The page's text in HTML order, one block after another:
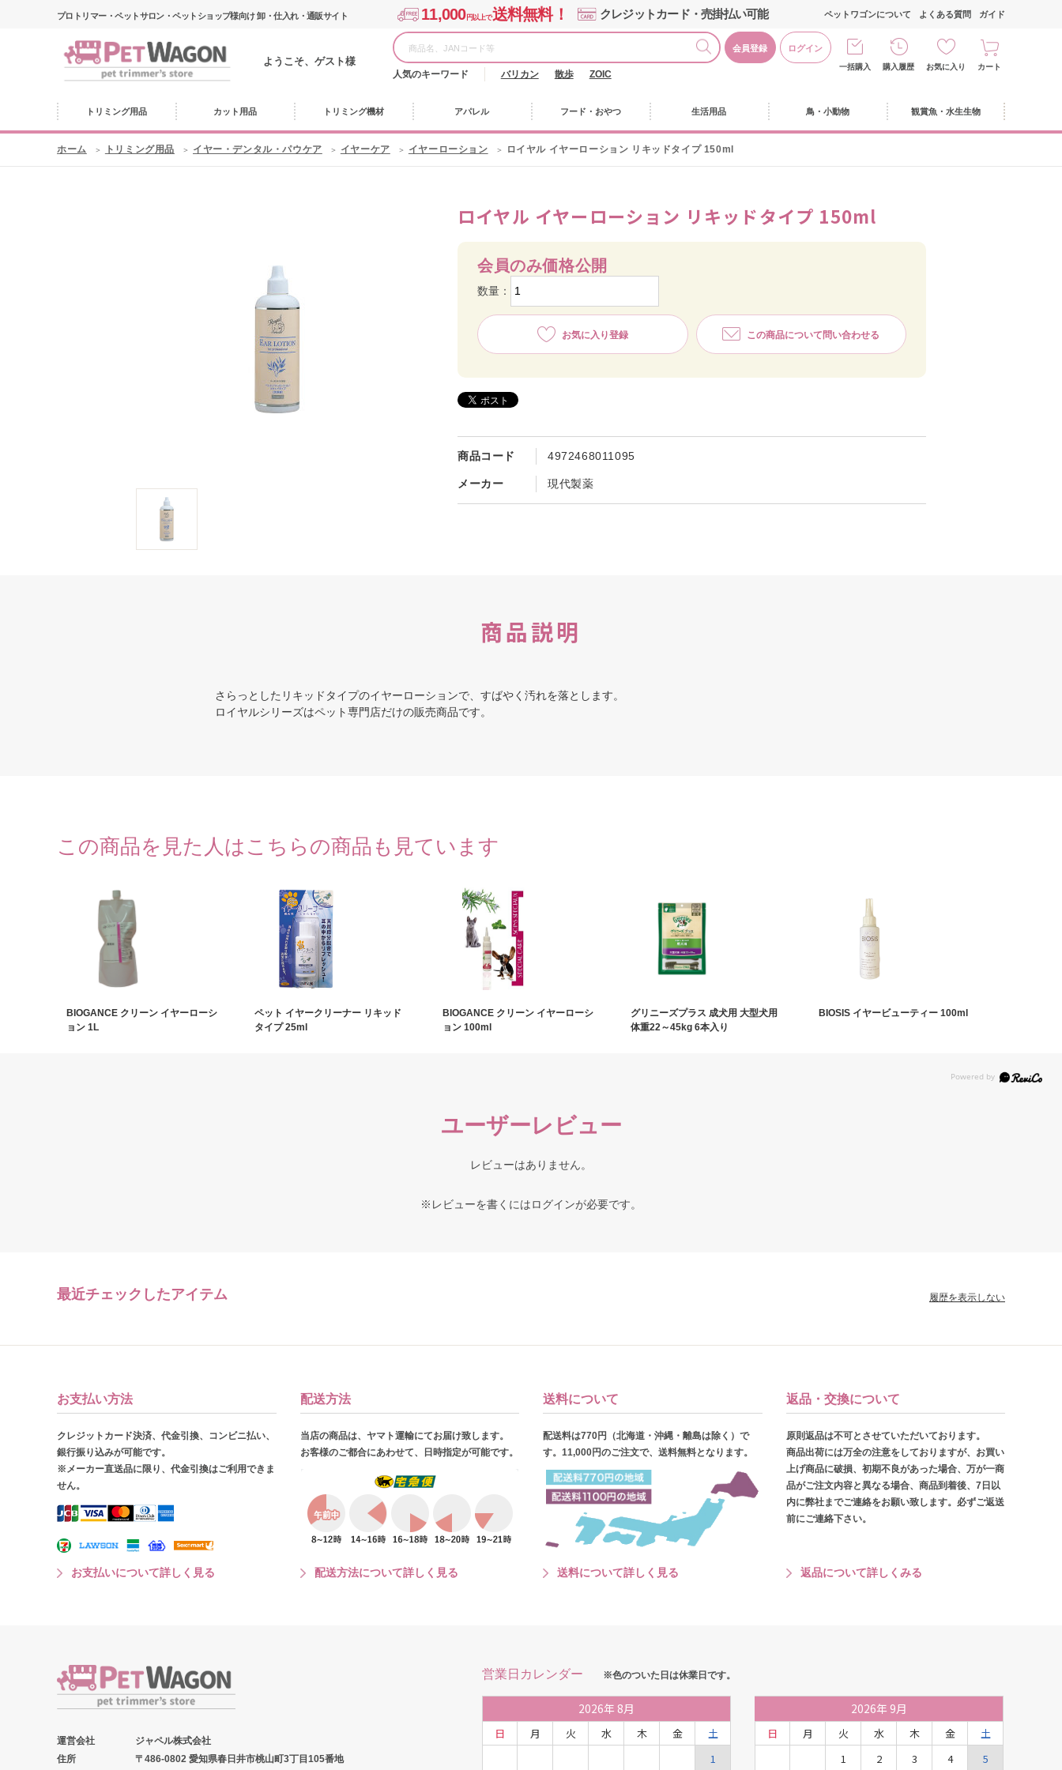
プロトリマー・ペットサロン・ペットショップ様向け 卸・仕入れ・通販サイト 11,000円以上で送料無料！ クレジットカード・売掛払い可能
ようこそ、ゲスト様
会員登録 ログイン
人気のキーワード バリカン 散歩 ZOIC
ペットワゴンについて よくある質問 ガイド
一括購入 購入履歴 お気に入り カート
トリミング用品 カット用品 トリミング機材 アパレル フード・おやつ 生活用品 鳥・小動物 観賞魚・水生生物
ホーム トリミング用品 イヤー・デンタル・パウケア イヤーケア イヤーローション ロイヤル イヤーローション リキッドタイプ 150ml
ロイヤル イヤーローション リキッドタイプ 150ml
商品コード 4972468011095
メーカー 現代製薬
会員のみ価格公開
数量：
お気に入り登録 この商品について問い合わせる
商品説明
さらっとしたリキッドタイプのイヤーローションで、すばやく汚れを落とします。
ロイヤルシリーズはペット専門店だけの販売商品です。
この商品を見た人はこちらの商品も見ています
BIOGANCE クリーン イヤーローシ
ョン 1L
ペット イヤークリーナー リキッド
タイプ 25ml
BIOGANCE クリーン イヤーローシ
ョン 100ml
グリニーズプラス 成犬用 大型犬用
体重22～45kg 6本入り
BIOSIS イヤービューティー 100ml
ユーザーレビュー
レビューはありません。
※レビューを書くにはログインが必要です。
最近チェックしたアイテム 履歴を表示しない
お支払い方法
クレジットカード決済、代金引換、コンビニ払い、
銀行振り込みが可能です。
※メーカー直送品に限り、代金引換はご利用できま
せん。
お支払いについて詳しく見る
配送方法
当店の商品は、ヤマト運輸にてお届け致します。
お客様のご都合にあわせて、日時指定が可能です。
配送方法について詳しく見る
送料について
配送料は770円（北海道・沖縄・離島は除く）で
す。11,000円のご注文で、送料無料となります。
送料について詳しく見る
返品・交換について
原則返品は不可とさせていただいております。
商品出荷には万全の注意をしておりますが、お買い
上げ商品に破損、初期不良があった場合、万が一商
品がご注文内容と異なる場合、商品到着後、7日以
内に弊社までご連絡をお願い致します。必ずご返送
前にご連絡下さい。
返品について詳しくみる
運営会社
ジャペル株式会社
住所
〒486-0802 愛知県春日井市桃山町3丁目105番地
営業日カレンダー ※色のついた日は休業日です。
2026年 8月
日 月 火 水 木 金
土
1
2026年 9月
日 月 火 水 木 金
土
1
2 3 4 5